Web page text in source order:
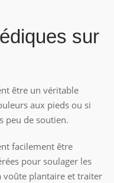
sur
être un véritable
aux pieds ou si
peu de soutien.
facilement être
pour soulager les
voûte plantaire et traiter